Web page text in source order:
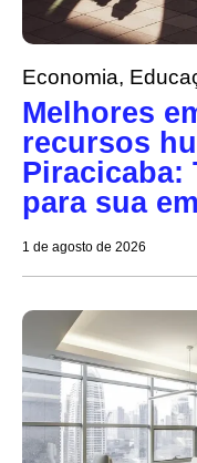
Economia,
Melhores
recursos
Piracicaba:
para sua
1 de agosto de 2026